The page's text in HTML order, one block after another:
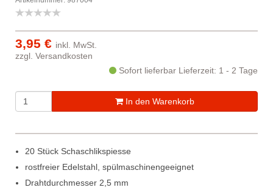
3,95 € inkl. MwSt.
zzgl. Versandkosten
Sofort lieferbar Lieferzeit: 1 - 2 Tage
In den Warenkorb
20 Stück Schaschlikspiesse
rostfreier Edelstahl, spülmaschinengeeignet
Drahtdurchmesser 2,5 mm